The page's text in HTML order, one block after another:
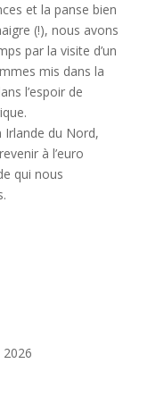
et la panse bien
(!), nous avons
par la visite d’un
mis dans la
l’espoir de
Irlande du Nord,
à l’euro
qui nous